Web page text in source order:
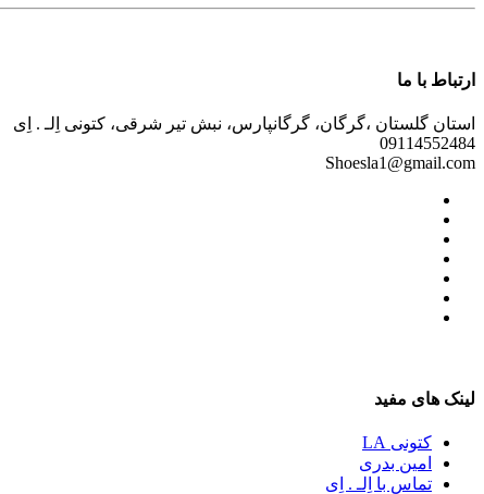
ارتباط با ما
استان گلستان ،گرگان، گرگانپارس، نبش تیر شرقی، کتونی اِلـ . اِی
09114552484
Shoesla1@gmail.com
لینک های مفید
کتونی LA
امین بدری
تماس با اِلـ . اِی